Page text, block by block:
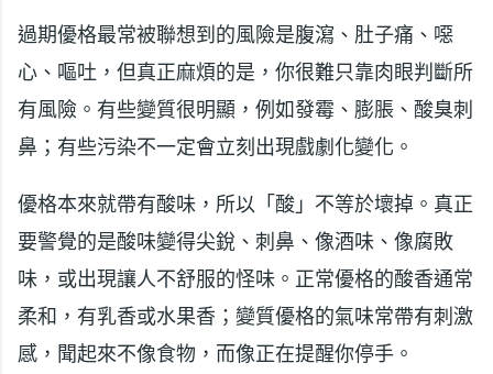
過期優格最常被聯想到的風險是腹瀉、肚子痛、噁
心、嘔吐，但真正麻煩的是，你很難只靠肉眼判斷所
有風險。有些變質很明顯，例如發霉、膨脹、酸臭刺
鼻；有些污染不一定會立刻出現戲劇化變化。
優格本來就帶有酸味，所以「酸」不等於壞掉。真正
要警覺的是酸味變得尖銳、刺鼻、像酒味、像腐敗
味，或出現讓人不舒服的怪味。正常優格的酸香通常
柔和，有乳香或水果香；變質優格的氣味常帶有刺激
感，聞起來不像食物，而像正在提醒你停手。